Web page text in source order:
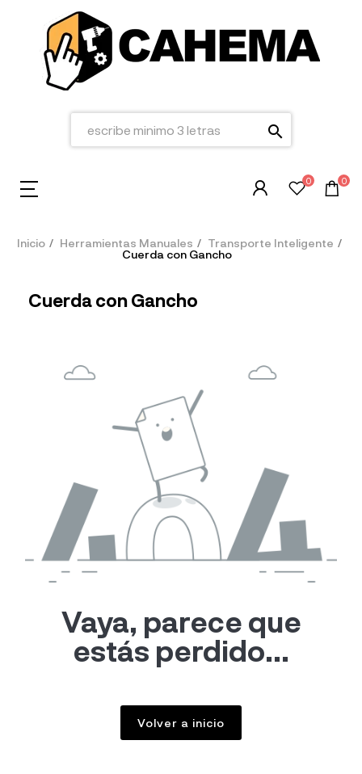
search
0 0
Inicio Herramientas Manuales
Transporte Inteligente
Cuerda con Gancho
Cuerda con Gancho
Vaya, parece que
estás perdido...
Volver a inicio